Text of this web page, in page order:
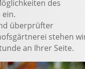
des
überprüfter
stehen
an Ihrer Seite.